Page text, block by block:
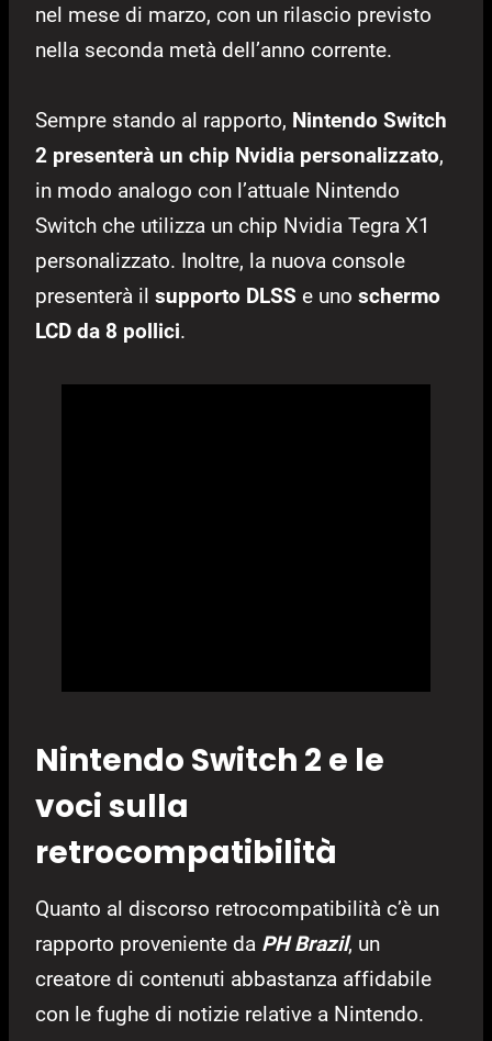
nel mese di marzo, con un rilascio previsto
nella seconda metà dell’anno corrente.
Sempre stando al rapporto, Nintendo Switch
2 presenterà un chip Nvidia personalizzato,
in modo analogo con l’attuale Nintendo
Switch che utilizza un chip Nvidia Tegra X1
personalizzato. Inoltre, la nuova console
presenterà il supporto DLSS e uno schermo
LCD da 8 pollici.
Nintendo Switch 2 e le
voci sulla
retrocompatibilità
Quanto al discorso retrocompatibilità c’è un
rapporto proveniente da PH Brazil, un
creatore di contenuti abbastanza affidabile
con le fughe di notizie relative a Nintendo.